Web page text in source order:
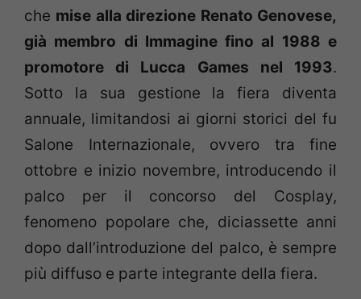
che mise alla direzione Renato Genovese,
già membro di Immagine fino al 1988 e
promotore di Lucca Games nel 1993.
Sotto la sua gestione la fiera diventa
annuale, limitandosi ai giorni storici del fu
Salone Internazionale, ovvero tra fine
ottobre e inizio novembre, introducendo il
palco per il concorso del Cosplay,
fenomeno popolare che, diciassette anni
dopo dall’introduzione del palco, è sempre
più diffuso e parte integrante della fiera.